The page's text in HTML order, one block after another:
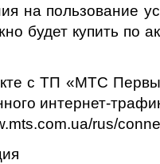
на пользование
будет купить по
с ТП «МТС
интернет-
rus/